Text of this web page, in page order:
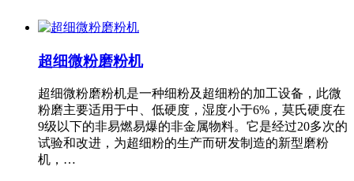
超细微粉磨粉机
超细微粉磨粉机是一种细粉及超细粉的加工设备，此微
粉磨主要适用于中、低硬度，湿度小于6%，莫氏硬度在
9级以下的非易燃易爆的非金属物料。它是经过20多次的
试验和改进，为超细粉的生产而研发制造的新型磨粉
机，…